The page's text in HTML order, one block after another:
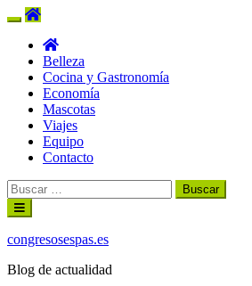
Belleza
Cocina y Gastronomía
Economía
Mascotas
Viajes
Equipo
Contacto
Buscar:
Ir
al
contenido
congresosespas.es
Blog de actualidad